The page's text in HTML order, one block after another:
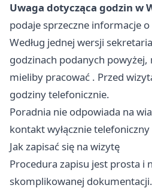
Uwaga dotycząca godzin w
podaje sprzeczne informacje
Według jednej wersji
godzinach podanych powyżej,
mieliby pracować . Przed
godziny telefonicznie.
Poradnia nie odpowiada na
kontakt wyłącznie
Jak zapisać się na wizytę
Procedura zapisu jest prosta i
skomplikowanej